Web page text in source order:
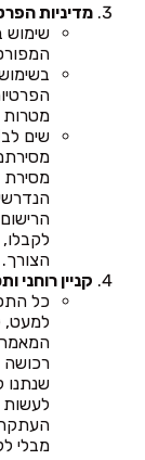
מדיניות
שימוש
מטרות
שים
מסירת
הצורך.
קניין רוחני
כל
למעט,
רכושה
שנתנו
לעשות
מבלי